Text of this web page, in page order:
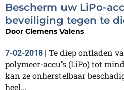
Bescherm uw LiPo-
beveiliging tegen te
Door Clemens Valens
7-02-2018 | Te diep ontladen
polymeer-accu’s (LiPo) tot
kan ze onherstelbaar
heel...